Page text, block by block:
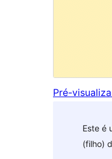
Pré-
Este é
(filho)